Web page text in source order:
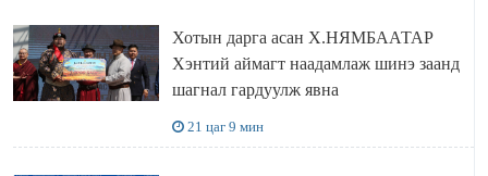
Хотын дарга асан Х.НЯМБААТАР
Хэнтий аймагт наадамлаж шинэ заанд
шагнал гардуулж явна
21 цаг 9 мин